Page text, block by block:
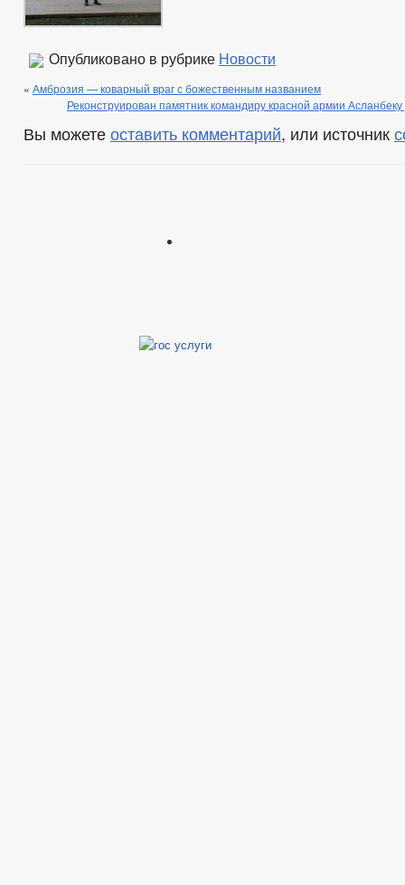
Опубликовано в рубрике Новости
« Амброзия — коварный враг с божественным названием
Реконструирован памятник командиру красной армии
Вы можете оставить комментарий, или источник